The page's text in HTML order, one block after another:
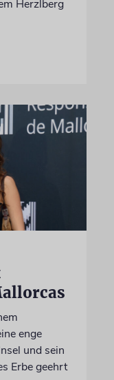
Herzlberg
enge
und sein
Erbe geehrt